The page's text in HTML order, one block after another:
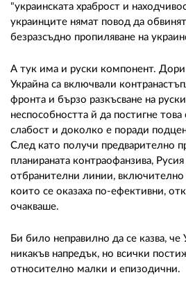
"украинската храброст и
украинците нямат повод да
безразсъдно пропиляване на
А тук има и руски компонент. Дори
Украйна са включвали
фронта и бързо разкъсване на
неспособността й да постигне това
слабост и доколко е поради
След като получи предварително
планираната контраофанзива,
отбранителни линии,
които се оказаха по-ефективни,
очакваше.
Би било неправилно да се казва, че
никакъв напредък, но всички
относително малки и епизодични.